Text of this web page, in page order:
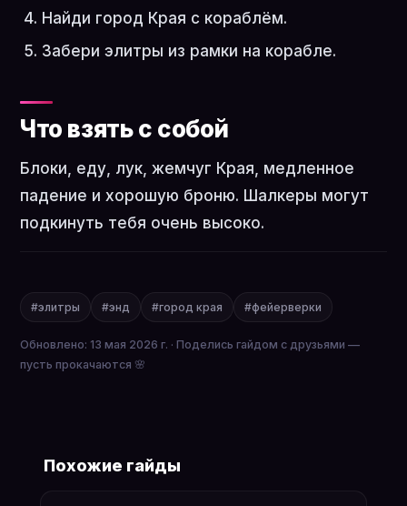
Найди город Края с кораблём.
Забери элитры из рамки на корабле.
Что взять с собой
Блоки, еду, лук, жемчуг Края, медленное
падение и хорошую броню. Шалкеры могут
подкинуть тебя очень высоко.
#элитры #энд #город края #фейерверки
Обновлено: 13 мая 2026 г. · Поделись гайдом с друзьями —
пусть прокачаются 🌸
Похожие гайды